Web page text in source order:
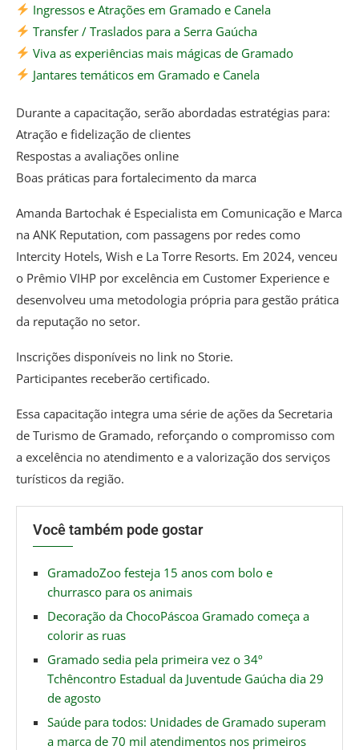
Ingressos e Atrações em Gramado e Canela
Transfer / Traslados para a Serra Gaúcha
Viva as experiências mais mágicas de Gramado
Jantares temáticos em Gramado e Canela
Durante a capacitação, serão abordadas estratégias para:
Atração e fidelização de clientes
Respostas a avaliações online
Boas práticas para fortalecimento da marca
Amanda Bartochak é Especialista em Comunicação e Marca
na ANK Reputation, com passagens por redes como
Intercity Hotels, Wish e La Torre Resorts. Em 2024, venceu
o Prêmio VIHP por excelência em Customer Experience e
desenvolveu uma metodologia própria para gestão prática
da reputação no setor.
Inscrições disponíveis no link no Storie.
Participantes receberão certificado.
Essa capacitação integra uma série de ações da Secretaria
de Turismo de Gramado, reforçando o compromisso com
a excelência no atendimento e a valorização dos serviços
turísticos da região.
Você também pode gostar
GramadoZoo festeja 15 anos com bolo e
churrasco para os animais
Decoração da ChocoPáscoa Gramado começa a
colorir as ruas
Gramado sedia pela primeira vez o 34º
Tchêncontro Estadual da Juventude Gaúcha dia 29
de agosto
Saúde para todos: Unidades de Gramado superam
a marca de 70 mil atendimentos nos primeiros